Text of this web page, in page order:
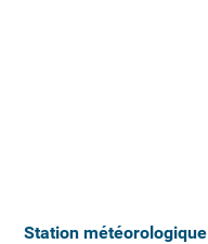
Station météorologique